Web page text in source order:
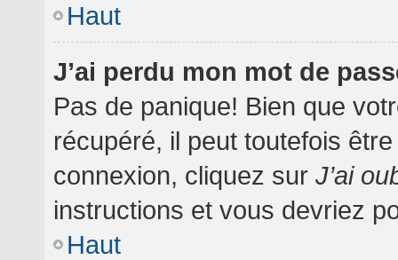
Haut
J’ai perdu mon mot de
Pas de panique! Bien que
récupéré, il peut toutefois
connexion, cliquez sur J’ai
instructions et vous devriez
Haut